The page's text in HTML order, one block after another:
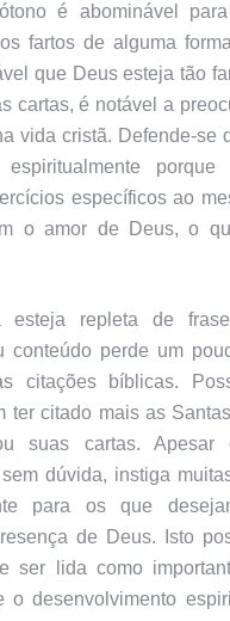
é abominável
fartos de alguma
que Deus esteja tão
cartas, é notável a
vida cristã. Defende-se
porque
específicos ao
o amor de Deus, o
esteja repleta de
conteúdo perde um
citações bíblicas.
ter citado mais as
suas cartas. Apesar
dúvida, instiga
para os que
de Deus. Isto
ser lida como
o desenvolvimento